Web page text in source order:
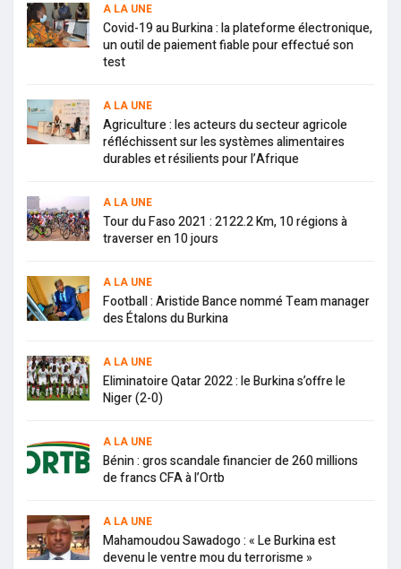
A LA UNE
Covid-19 au Burkina : la plateforme électronique,
un outil de paiement fiable pour effectué son
test
A LA UNE
Agriculture : les acteurs du secteur agricole
réfléchissent sur les systèmes alimentaires
durables et résilients pour l’Afrique
A LA UNE
Tour du Faso 2021 : 2122.2 Km, 10 régions à
traverser en 10 jours
A LA UNE
Football : Aristide Bance nommé Team manager
des Étalons du Burkina
A LA UNE
Eliminatoire Qatar 2022 : le Burkina s’offre le
Niger (2-0)
A LA UNE
Bénin : gros scandale financier de 260 millions
de francs CFA à l’Ortb
A LA UNE
Mahamoudou Sawadogo : « Le Burkina est
devenu le ventre mou du terrorisme »